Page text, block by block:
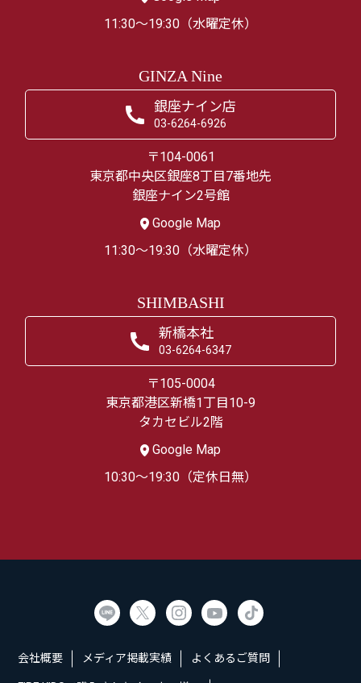
11:30～19:30（水曜定休）
GINZA Nine
銀座ナイン店
03-6264-6926
〒104-0061
東京都中央区銀座8丁目7番地先
銀座ナイン2号館
Google Map
11:30～19:30（水曜定休）
SHIMBASHI
新橋本社
03-6264-6347
〒105-0004
東京都港区新橋1丁目10-9
タカセビル2階
Google Map
10:30～19:30（定休日無）
会社概要 メディア掲載実績 よくあるご質問